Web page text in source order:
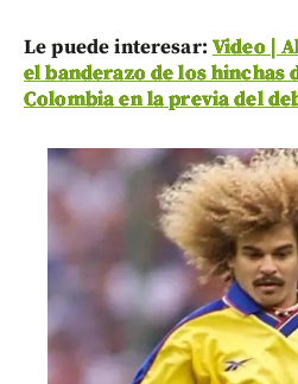
Le puede interesar: Video |
el banderazo de los hinchas
Colombia en la previa del